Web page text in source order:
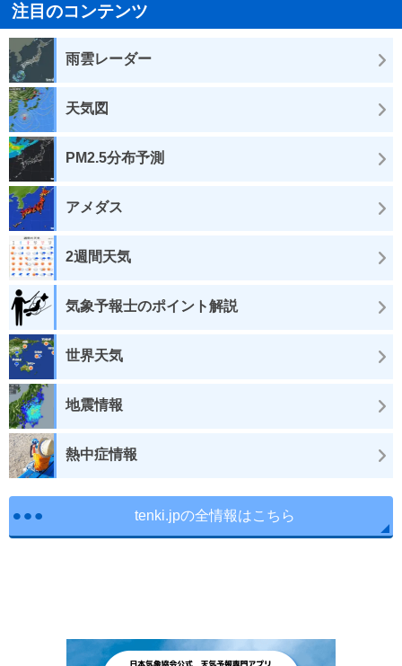
注目のコンテンツ
雨雲レーダー
天気図
PM2.5分布予測
アメダス
2週間天気
気象予報士のポイント解説
世界天気
地震情報
熱中症情報
tenki.jpの全情報はこちら